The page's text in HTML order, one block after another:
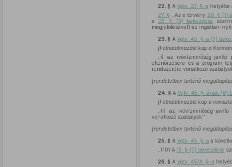
22. § A Vgtv. 27. §-a helyébe
27. § ,,Az e törvény 20. § (1)
a
25. § (3) bekezdése
megjelölésével) az ingatlan-
23. § A Vgtv. 45. §-a (7)
[Felhatalmazást kap a
i) az ivóvízminőség-javító
ellenőrzésére és a program
rendszerére vonatkozó
[rendeletben történő
24. § A Vgtv. 45. §-ának (8)
[Felhatalmazást kap a
h) az ivóvízminőség-javító
vonatkozó szabályok''
[rendeletben történő
25. § A Vgtv. 45. §-a a
,,(10) A 15. § (7) bekezdése
26. § A Vgtv. 45/A. §-a